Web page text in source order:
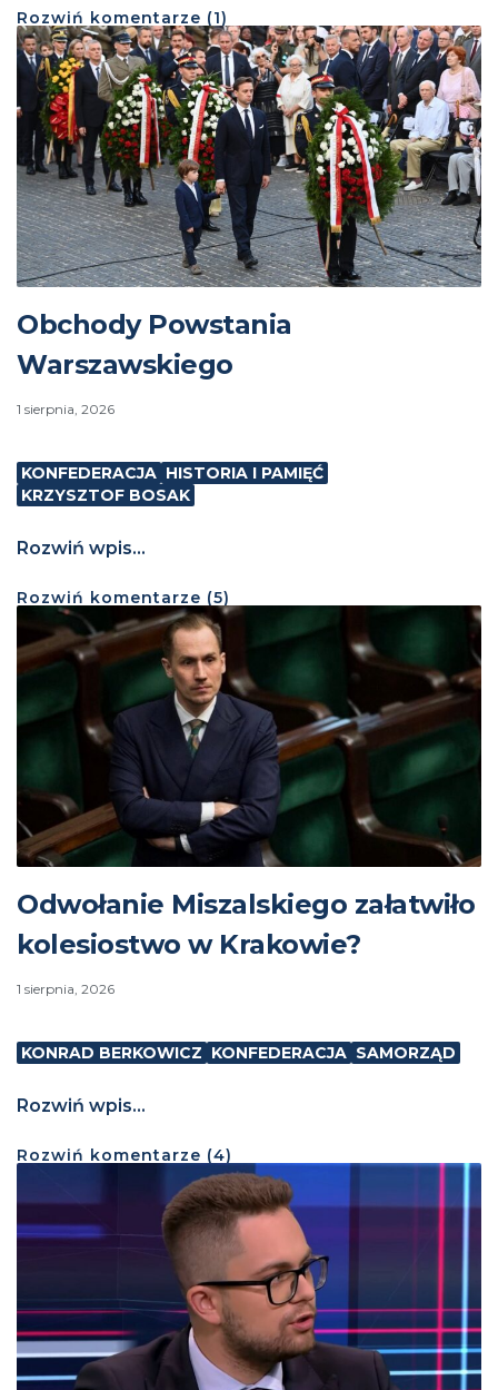
Rozwiń komentarze (1)
Obchody Powstania
Warszawskiego
1 sierpnia, 2026
KONFEDERACJA HISTORIA I PAMIĘĆ
KRZYSZTOF BOSAK
Rozwiń wpis...
Rozwiń komentarze (5)
Odwołanie Miszalskiego załatwiło
kolesiostwo w Krakowie?
1 sierpnia, 2026
KONRAD BERKOWICZ KONFEDERACJA SAMORZĄD
Rozwiń wpis...
Rozwiń komentarze (4)